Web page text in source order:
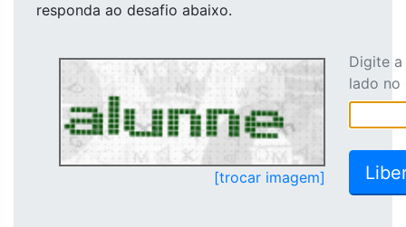
responda ao desafio abaixo.
[trocar imagem]
Digite
lado no